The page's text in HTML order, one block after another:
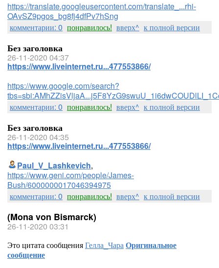
https://translate.googleusercontent.com/translate_...rhi-
OAvSZ9pgos_bg8fj4dfPv7hSng
комментарии: 0 понравилось! вверх^ к полной версии
Без заголовка
26-11-2020 04:37
https://www.liveinternet.ru...477553866/
https://www.google.com/search?
комментарии: 0 понравилось! вверх^ к полной версии
Без заголовка
26-11-2020 04:35
https://www.liveinternet.ru...477553866/
Paul_V_Lashkevich,
https://www.geni.com/people/James-
Bush/6000000017046394975
комментарии: 0 понравилось! вверх^ к полной версии
(Mona von Bismarck)
26-11-2020 03:31
Это цитата сообщенияГелла_ЧараОригинальное
сообщение